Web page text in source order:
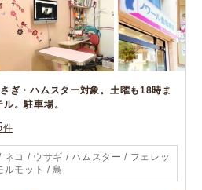
ぎ・ハムスター対象。土曜も18時ま
。駐車場。
件
ネコ / ウサギ / ハムスター / フェレッ
ルモット / 鳥